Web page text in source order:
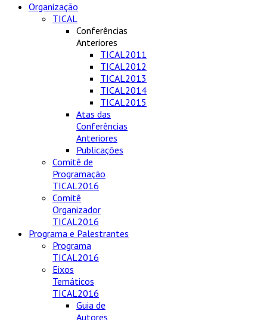
Organização
TICAL
Conferências
Anteriores
TICAL2011
TICAL2012
TICAL2013
TICAL2014
TICAL2015
Atas das
Conferências
Anteriores
Publicações
Comitê de
Programação
TICAL2016
Comitê
Organizador
TICAL2016
Programa e Palestrantes
Programa
TICAL2016
Eixos
Temáticos
TICAL2016
Guia de
Autores